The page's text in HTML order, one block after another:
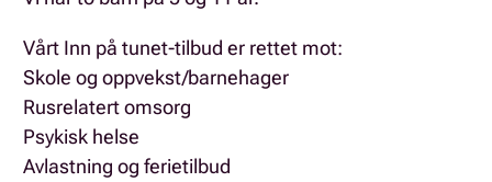
Vårt Inn på tunet-tilbud er rettet mot:
Skole og oppvekst/barnehager
Rusrelatert omsorg
Psykisk helse
Avlastning og ferietilbud